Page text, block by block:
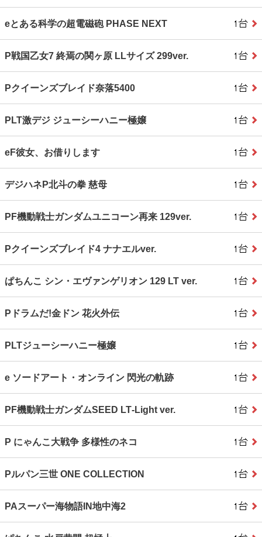
eとある科学の超電磁砲 PHASE NEXT
P戦国乙女7 終焉の関ヶ原 LLサイズ 299ver.
Pクイーンズブレイド奈落5400
PLT激デジ ジューシーハニー極嬢
eF彼女、お借りします
デジハネP北斗の拳 慈母
PF機動戦士ガンダムユニコーン再来 129ver.
Pクイーンズブレイド4 ナナエルver.
ぱちんこ シン・エヴァンゲリオン 129 LT ver.
Pドラムだ!金ドン 花火外伝
PLTジューシーハニー極嬢
e ソードアート・オンライン 閃光の軌跡
PF機動戦士ガンダムSEED LT‐Light ver.
P にゃんこ大戦争 多様性のネコ
Pルパン三世 ONE COLLECTION
PAスーパー海物語IN地中海2